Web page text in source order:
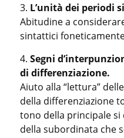
L’unità dei periodi
Abitudine a
sintattici
Segni
di differenziazione.
Aiuto alla “lettura”
della differenziazione
tono della principale si
della subordinata che